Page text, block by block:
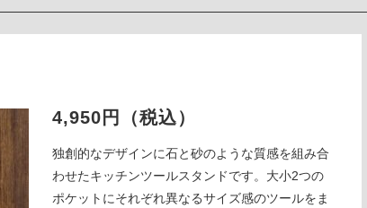
4,950円（税込）
独創的なデザインに石と砂のような質感を組み合
わせたキッチンツールスタンドです。大小2つの
ポケットにそれぞれ異なるサイズ感のツールをま